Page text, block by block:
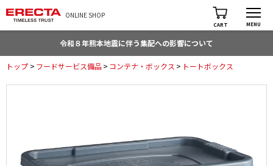
ONLINE SHOP
CART MENU
令和８年熊本地震に伴う集配への影響について
トップ > フードサービス備品> コンテナ・ボックス > トートボックス